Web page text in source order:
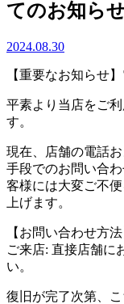
てのお知ら
2024.08.30
【重要なお知らせ
平素より当店をご
す。
現在、店舗の電話
手段でのお問い合
客様には大変ご不
上げます。
【お問い合わせ方法
ご来店: 直接店舗に
い。
復旧が完了次第、